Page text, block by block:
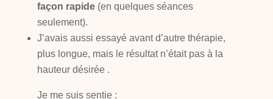
façon rapide(en quelques séances
seulement).
J’avais aussi essayé avant d’autre thérapie,
plus longue, mais le résultat n’était pas à la
hauteur désirée .
Je me suis sentie :